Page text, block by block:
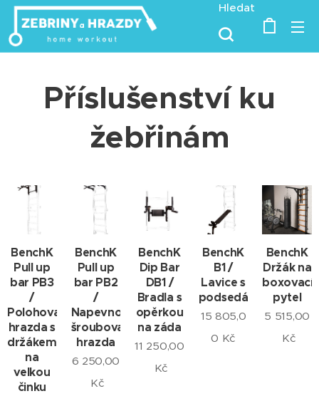
Hledat
Příslušenství ku
žebřinám
BenchK
Pull up
bar PB3
/
Polohovatelná
hrazda s
držákem
na
velkou
činku
BenchK
Pull up
bar PB2
/
Napevno
šroubovací
hrazda
6 250,00
Kč
BenchK
Dip Bar
DB1 /
Bradla s
opěrkou
na záda
11 250,00
Kč
BenchK
B1 /
Lavice s
podsedákem
15 805,0
0 Kč
BenchK
Držák na
boxovací
pytel
5 515,00
Kč